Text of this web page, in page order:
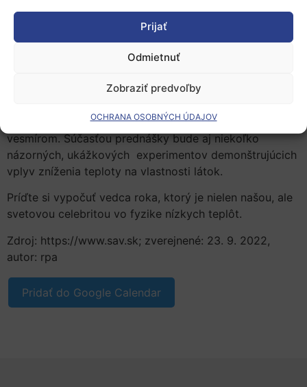
Prijať
Odmietnuť
Zobraziť predvoľby
OCHRANA OSOBNÝCH ÚDAJOV
schladzovať. Vysvetlíme si, prečo látky, keď ich
schladíme, môžu nadobúdať a prejavovať úplne nové
vlastnosti. Objasníme si, čo je podstatou kvantovo-
kvantovo-mechanických javov v makroskopickom
teploty v prírode, a čo spája fyziku nízkych teplôt s
vesmírom. Súčasťou prednášky bude aj niekoľko
názorných, ukážkových experimentov demonštrujúcich
vplyv zníženia teploty na vlastnosti látok.
Príďte si vypočuť vedca roka, ktorý je nielen našou, ale
svetovou celebritou vo fyzike nízkych teplôt.
Zdroj: https://www.sav.sk; zverejnené: 23. 9. 2022,
autor: rpa
Pridať do Google Calendar